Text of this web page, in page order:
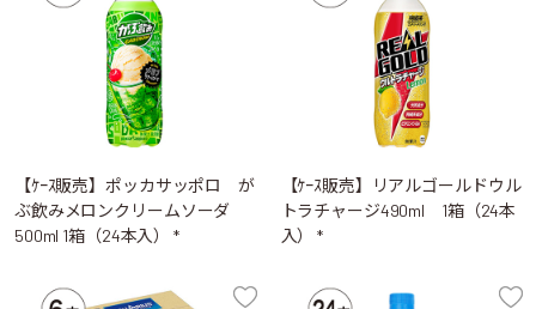
【ｹｰｽ販売】ポッカサッポロ が
ぶ飲みメロンクリームソーダ
500ml 1箱（24本入） *
【ｹｰｽ販売】リアルゴールドウル
トラチャージ490ml 1箱（24本
入） *